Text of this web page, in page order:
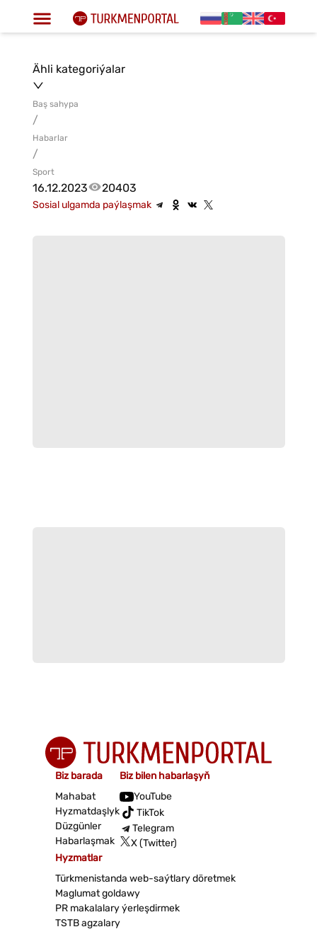
Ähli kategoriýalar
Baş sahypa
/
Habarlar
/
Sport
16.12.2023 20403
Sosial ulgamda paýlaşmak
Biz barada
Mahabat
Hyzmatdaşlyk
Düzgünler
Habarlaşmak
Biz bilen habarlaşyň
YouTube
TikTok
Telegram
X (Twitter)
Hyzmatlar
Türkmenistanda web-saýtlary döretmek
Maglumat goldawy
PR makalalary ýerleşdirmek
TSTB agzalary